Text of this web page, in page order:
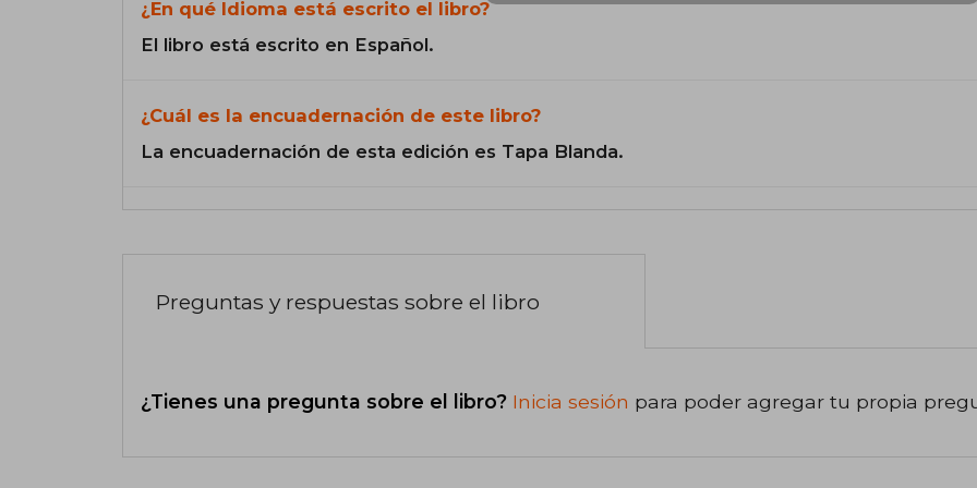
¿En qué Idioma está escrito el libro?
El libro está escrito en Español.
¿Cuál es la encuadernación de este libro?
La encuadernación de esta edición es Tapa Blanda.
Preguntas y respuestas sobre el libro
¿Tienes una pregunta sobre el libro? Inicia sesión para poder agregar tu propia